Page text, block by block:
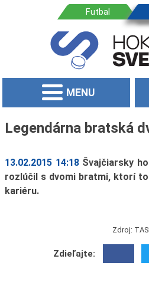
MENU
Legendárna bratská
13.02.2015 14:18 Švajčiarsky
rozlúčil s dvomi bratmi, ktorí
kariéru.
Zdroj:
Zdieľajte: